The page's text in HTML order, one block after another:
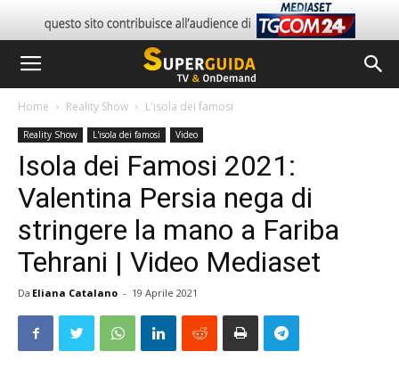
Home Reality Show L'isola dei famosi
Reality Show L'isola dei famosi Video
Isola dei Famosi 2021:
Valentina Persia nega di
stringere la mano a Fariba
Tehrani | Video Mediaset
Da Eliana Catalano - 19 Aprile 2021